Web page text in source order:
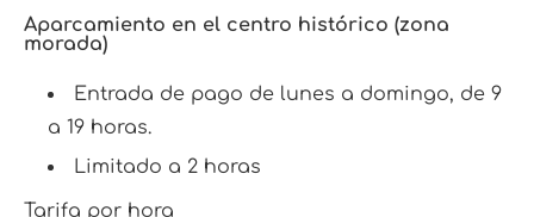
Aparcamiento en el centro histórico (zona
morada)
Entrada de pago de lunes a domingo, de 9
a 19 horas.
Limitado a 2 horas
Tarifa por hora